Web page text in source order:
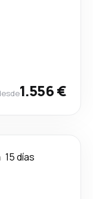
1.556 €
15 días